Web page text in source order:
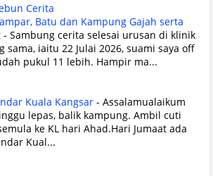
Cerita
Batu dan Kampung Gajah serta
- Sambung cerita selesai urusan di klinik
sama, iaitu 22 Julai 2026, suami saya off
pukul 11 lebih. Hampir ma...
Kuala Kangsar - Assalamualaikum
lepas, balik kampung. Ambil cuti
ke KL hari Ahad.Hari Jumaat ada
Kual...